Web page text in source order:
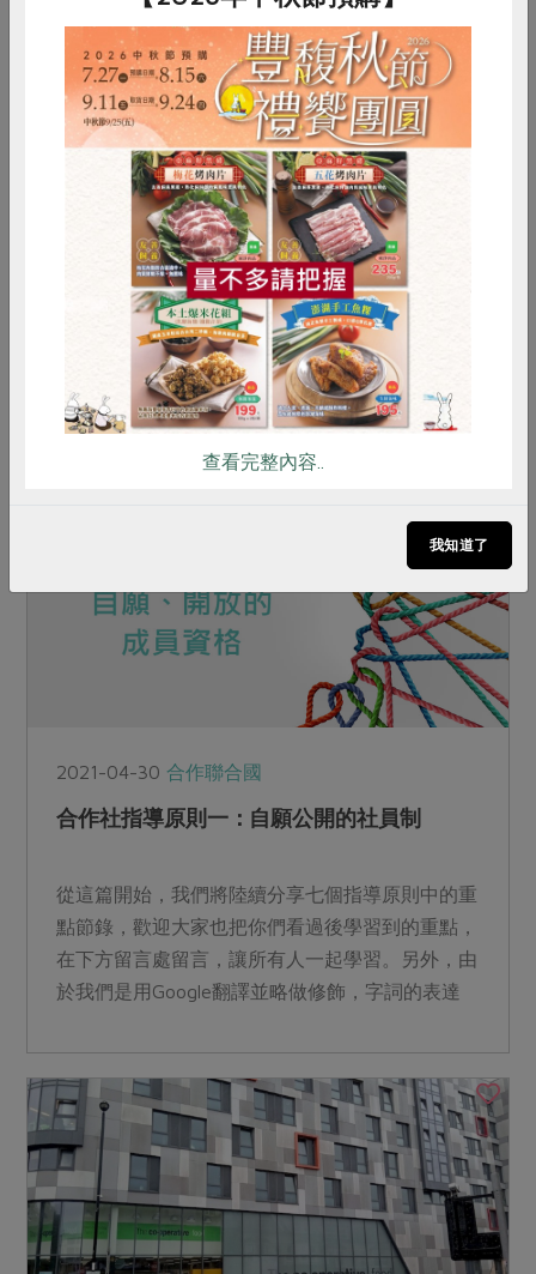
2021-04-16合作聯合國
SDGs 關鍵數字，認知後更要行動
行政院永續發展委員會委員賴曉芬，從台灣在地特
殊性、目標進展可期待、切合時事等原則出發，精
選6個重要且具體的目標，透過檢視台灣的進展，
與大家共同激盪行動的可能性。
2021-04-30合作聯合國
合作社指導原則一：自願公開的社員制
從這篇開始，我們將陸續分享七個指導原則中的重
點節錄，歡迎大家也把你們看過後學習到的重點，
在下方留言處留言，讓所有人一起學習。另外，由
於我們是用Google翻譯並略做修飾，字詞的表達
照。
RPET 食譜 減硝酸鹽
雞蛋 食安 共同購買
查看完整內容..
我知道了